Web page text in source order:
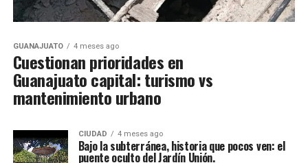
GUANAJUATO 4 meses ago
Cuestionan prioridades en
Guanajuato capital: turismo vs
mantenimiento urbano
CIUDAD 4 meses ago
Bajo la subterránea, historia que pocos ven: el
puente oculto del Jardín Unión.